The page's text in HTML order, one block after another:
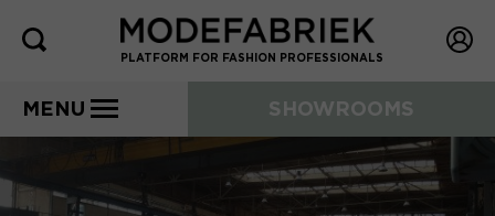
PLATFORM FOR FASHION PROFESSIONALS
MENU SHOWROOMS